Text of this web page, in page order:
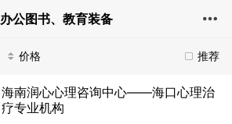
办公图书、教育装备
推荐
价格
海南润心心理咨询中心——海口心理治
疗专业机构